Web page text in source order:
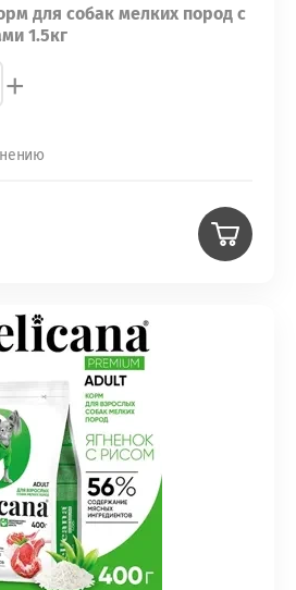
для собак мелких пород с
1.5кг
+